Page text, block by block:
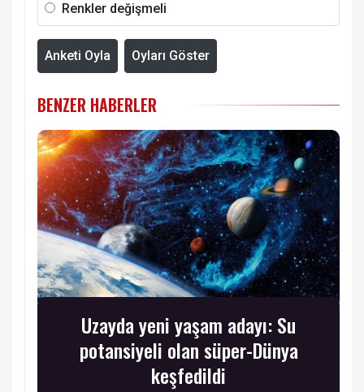
Renkler değişmeli
Anketi Oyla Oyları Göster
BENZER HABERLER
Uzayda yeni yaşam adayı: Su
potansiyeli olan süper-Dünya
keşfedildi